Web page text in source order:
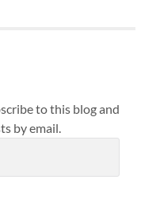
to this blog and
by email.